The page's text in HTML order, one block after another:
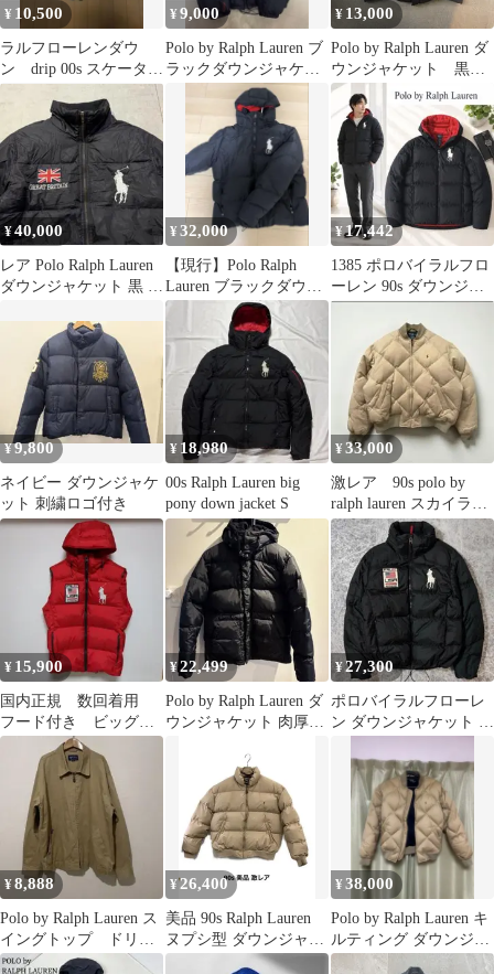
¥ 10,500
ラルフローレンダウ
ン drip 00s スケータ
ー swag
¥9,000
Polo by Ralph Lauren ブ
ラックダウンジャケッ
¥ 13,000
Polo by Ralph Lauren ダ
ウンジャケット 黒
フード取り外し可
¥40,000
レア Polo Ralph Lauren
ダウンジャケット 黒 ビ
¥32,000
【現行】Polo Ralph
Lauren ブラックダウン
ジャケット xl
¥17,442
1385 ポロバイラルフロ
ーレン 90s ダウンジャ
ケット XL ビッグポニ
¥9,800
ネイビー ダウンジャケ
ット 刺繍ロゴ付き
¥ 18,980
00s Ralph Lauren big
pony down jacket S
¥33,000
激レア 90s polo by
ralph lauren スカイライ
ナー ダウン
¥ 15,900
国内正規 数回着用
フード付き ビッグポ
ニー ラルフローレン
ダウンベスト
¥22,499
Polo by Ralph Lauren ダ
ウンジャケット 肉厚
¥27,300
ポロバイラルフローレ
ン ダウンジャケット 黒
ッペン
¥8,888
Polo by Ralph Lauren ス
イングトップ ドリズ
ラージャケット
¥26,400
美品 90s Ralph Lauren
ヌプシ型 ダウンジャケ
ット ベージュ短丈
¥38,000
Polo by Ralph Lauren キ
ルティング ダウンジャ
ケット L